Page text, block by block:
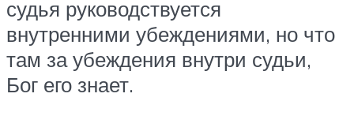
судья руководствуется
внутренними убеждениями, но что
там за убеждения внутри судьи,
Бог его знает.